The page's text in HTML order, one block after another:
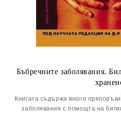
Бъбречните заболявания.
Книгата съдържа много
заболявания с помощта на